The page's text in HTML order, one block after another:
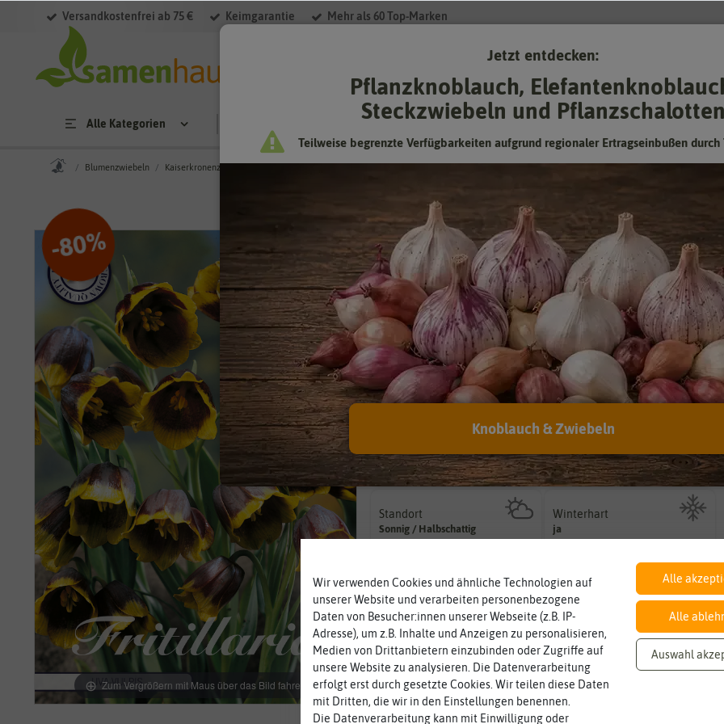
Versandkostenfrei ab 75 € Keimgarantie Mehr als 60 Top-Marken
Alle Kategorien
Blumenzwiebeln Kaiserkronenzwiebeln
Zum Vergrößern mit Maus über das Bild fahren
-80%
Fritillaria Uva Vulpis (10 Stück)
Hersteller:
Sam van Schooten
Herbstblumenzwiebeln (Bloembollen)
Artikelnummer:
84460-bl
EAN:
8719274543664
Haltbarkeit
Zeitpunkt, bis zu dem das Saat-
sollte.
Standort
Sonnig / Halbschattig
Wie viel Licht benötigt die
Pflanze? (schattig, halbschattig,
sonnig, vollsonnig) Winterhart
ja
Pflanzen, die im Freien ohne
Probleme überwintern können.
Zwiebelgröße
Umfang der Zwiebel in cm.
Größen können zwischen dem
ersten und zweiten Wert
variieren. Blütenfarbe
braun, gelb
Wie ist die Blüte eingefärbt? Kann
auch mehrfarbig sein.
Wir verwenden Cookies und ähnliche Technologien auf
unserer Website und verarbeiten personenbezogene
Daten von Besucher:innen unserer Webseite (z.B. IP-
Adresse), um z.B. Inhalte und Anzeigen zu personalisieren,
Medien von Drittanbietern einzubinden oder Zugriffe auf
unsere Website zu analysieren. Die Datenverarbeitung
erfolgt erst durch gesetzte Cookies. Wir teilen diese Daten
mit Dritten, die wir in den Einstellungen benennen.
Die Datenverarbeitung kann mit Einwilligung oder
Alle
Alle
Auswahl
Jetzt entdecken:
Pflanzknoblauch,
Steckzwiebeln und Pflanzschalotten
Teilweise begrenzte Verfügbarkeiten aufgrund regionaler Ertragseinbußen durch
Knoblauch & Zwiebeln